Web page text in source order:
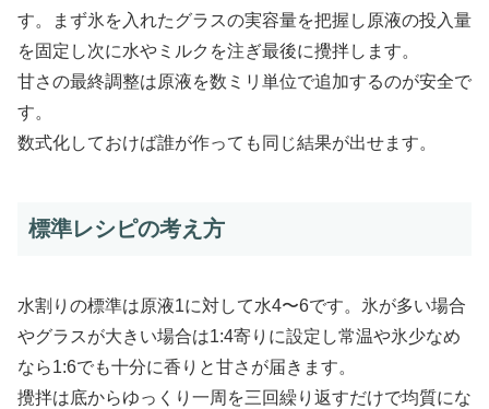
す。まず氷を入れたグラスの実容量を把握し原液の投入量
を固定し次に水やミルクを注ぎ最後に攪拌します。
甘さの最終調整は原液を数ミリ単位で追加するのが安全で
す。
数式化しておけば誰が作っても同じ結果が出せます。
標準レシピの考え方
水割りの標準は原液1に対して水4〜6です。氷が多い場合
やグラスが大きい場合は1:4寄りに設定し常温や氷少なめ
なら1:6でも十分に香りと甘さが届きます。
攪拌は底からゆっくり一周を三回繰り返すだけで均質にな